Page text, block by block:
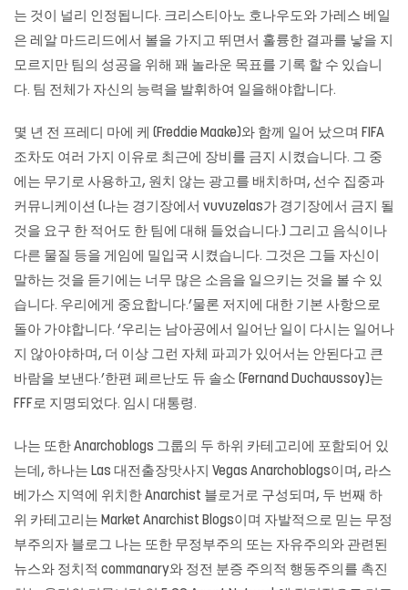
는 것이 널리 인정됩니다. 크리스티아노 호나우도와 가레스 베일
은 레알 마드리드에서 볼을 가지고 뛰면서 훌륭한 결과를 낳을 지
모르지만 팀의 성공을 위해 꽤 놀라운 목표를 기록 할 수 있습니
다. 팀 전체가 자신의 능력을 발휘하여 일을해야합니다.
몇 년 전 프레디 마에 케 (Freddie Maake)와 함께 일어 났으며 FIFA
조차도 여러 가지 이유로 최근에 장비를 금지 시켰습니다. 그 중
에는 무기로 사용하고, 원치 않는 광고를 배치하며, 선수 집중과
커뮤니케이션 (나는 경기장에서 vuvuzelas가 경기장에서 금지 될
것을 요구 한 적어도 한 팀에 대해 들었습니다.) 그리고 음식이나
다른 물질 등을 게임에 밀입국 시켰습니다. 그것은 그들 자신이
말하는 것을 듣기에는 너무 많은 소음을 일으키는 것을 볼 수 있
습니다. 우리에게 중요합니다.’물론 저지에 대한 기본 사항으로
돌아 가야합니다. ‘우리는 남아공에서 일어난 일이 다시는 일어나
지 않아야하며, 더 이상 그런 자체 파괴가 있어서는 안된다고 큰
바람을 보낸다.’한편 페르난도 듀 솔소 (Fernand Duchaussoy)는
FFF로 지명되었다. 임시 대통령.
나는 또한 Anarchoblogs 그룹의 두 하위 카테고리에 포함되어 있
는데, 하나는 Las 대전출장맛사지 Vegas Anarchoblogs이며, 라스
베가스 지역에 위치한 Anarchist 블로거로 구성되며, 두 번째 하
위 카테고리는 Market Anarchist Blogs이며 자발적으로 믿는 무정
부주의자 블로그 나는 또한 무정부주의 또는 자유주의와 관련된
뉴스와 정치적 commanary와 정전 분증 주의적 행동주의를 촉진